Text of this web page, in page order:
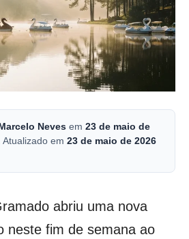
Neves em 23 de maio de
Atualizado em 23 de maio de 2026
abriu uma nova
neste fim de semana ao